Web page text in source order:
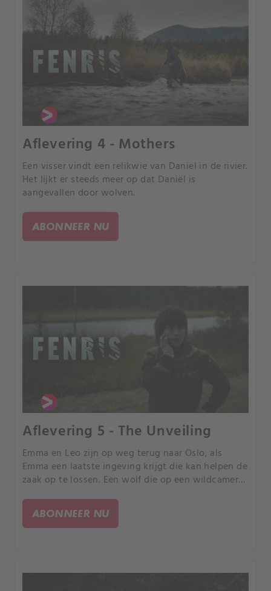
Aflevering 4 - Mothers
Een visser vindt een relikwie van Daniel in de rivier.
Het lijkt er steeds meer op dat Daniël is
aangevallen door wolven.
ABONNEER NU
Aflevering 5 - The Unveiling
Emma en Leo zijn op weg terug naar Oslo, als
Emma een laatste ingeving krijgt die kan helpen de
zaak op te lossen. Een wolf die op een wildcamera
ABONNEER NU